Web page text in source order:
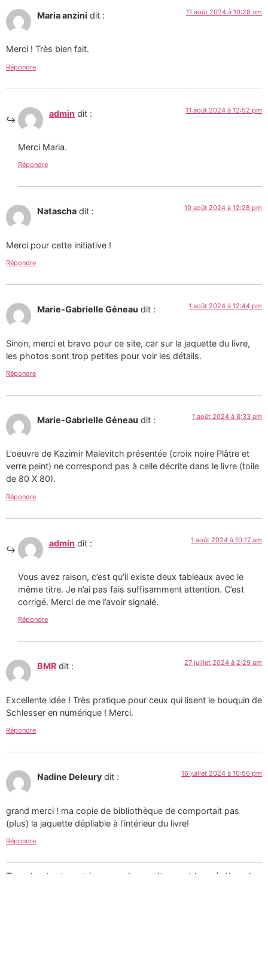
Maria anzini dit : 11 août 2024 à 10:28 am
Merci ! Très bien fait.
Répondre
admin dit : 11 août 2024 à 12:52 pm
Merci Maria.
Répondre
Natascha dit : 10 août 2024 à 12:28 pm
Merci pour cette initiative !
Répondre
Marie-Gabrielle Géneau dit : 1 août 2024 à 12:44 pm
Sinon, merci et bravo pour ce site, car sur la jaquette du livre,
les photos sont trop petites pour voir les détails.
Répondre
Marie-Gabrielle Géneau dit : 1 août 2024 à 8:33 am
L’oeuvre de Kazimir Malevitch présentée (croix noire Plâtre et
verre peint) ne correspond pas à celle décrite dans le livre (toile
de 80 X 80).
Répondre
admin dit : 1 août 2024 à 10:17 am
Vous avez raison, c’est qu’il existe deux tableaux avec le
même titre. Je n’ai pas fais suffisamment attention. C’est
corrigé. Merci de me l’avoir signalé.
Répondre
BMR dit : 27 juillet 2024 à 2:29 am
Excellente idée ! Très pratique pour ceux qui lisent le bouquin de
Schlesser en numérique ! Merci.
Répondre
Nadine Deleury dit : 16 juillet 2024 à 10:56 pm
grand merci ! ma copie de bibliothèque de comportait pas
(plus) la jaquette dépliable à l’intérieur du livre!
Répondre
Tous les textes et images de ce site sont la création de